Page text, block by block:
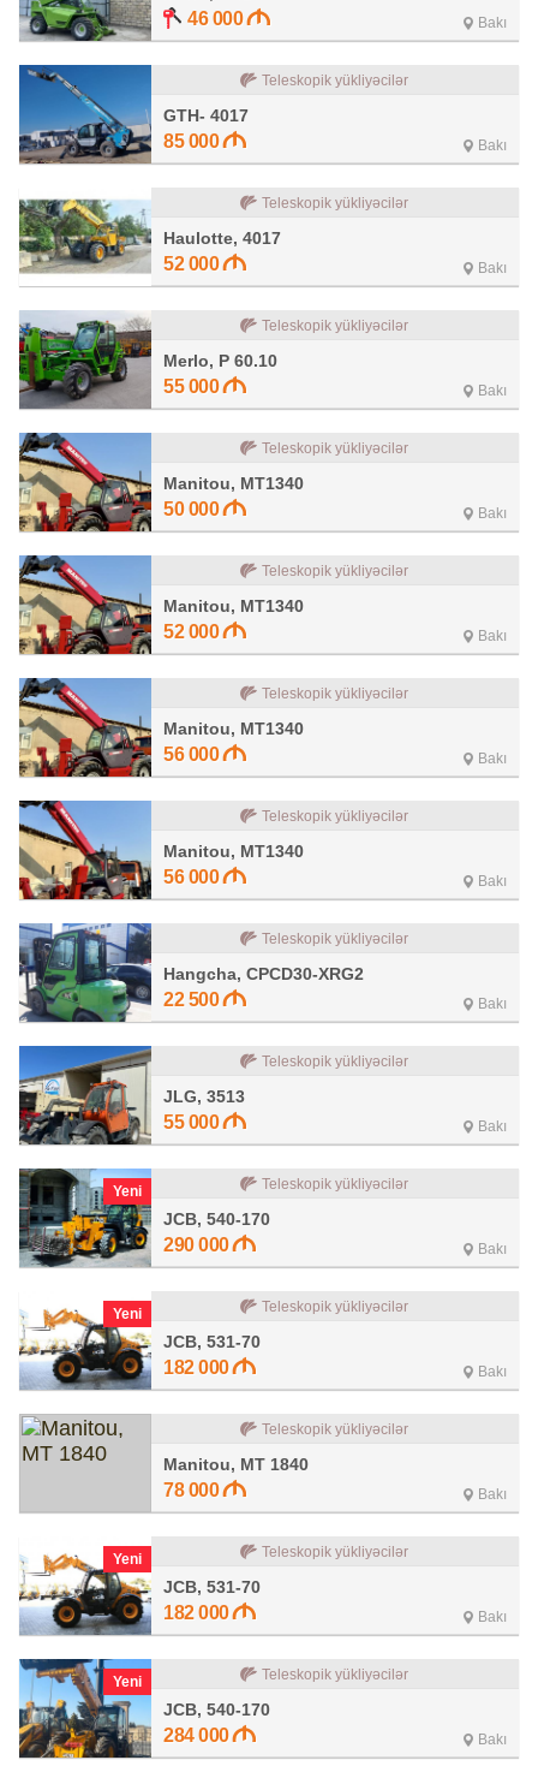
46 000 Bakı
Teleskopik yükliyəcilər
GTH- 4017
85 000 Bakı
Teleskopik yükliyəcilər
Haulotte, 4017
52 000 Bakı
Teleskopik yükliyəcilər
Merlo, P 60.10
55 000 Bakı
Teleskopik yükliyəcilər
Manitou, MT1340
50 000 Bakı
Teleskopik yükliyəcilər
Manitou, MT1340
52 000 Bakı
Teleskopik yükliyəcilər
Manitou, MT1340
56 000 Bakı
Teleskopik yükliyəcilər
Manitou, MT1340
56 000 Bakı
Teleskopik yükliyəcilər
Hangcha, CPCD30-XRG2
22 500 Bakı
Teleskopik yükliyəcilər
JLG, 3513
55 000 Bakı
Yeni Teleskopik yükliyəcilər
JCB, 540-170
290 000 Bakı
Yeni Teleskopik yükliyəcilər
JCB, 531-70
182 000 Bakı
Teleskopik yükliyəcilər
Manitou, MT 1840
78 000 Bakı
Yeni Teleskopik yükliyəcilər
JCB, 531-70
182 000 Bakı
Yeni Teleskopik yükliyəcilər
JCB, 540-170
284 000 Bakı